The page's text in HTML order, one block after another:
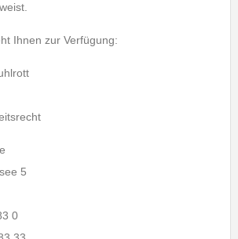
Ihnen zur Verfügung:
5
0